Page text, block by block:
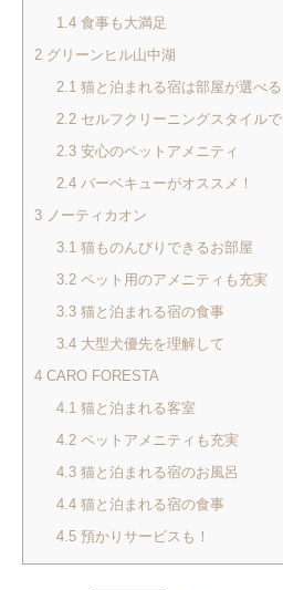
1.4食事も大満足
2 グリーンヒル山中湖
2.1猫と泊まれる宿は部屋が選べる
2.2セルフクリーニングスタイルで
2.3安心のペットアメニティ
2.4バーベキューがオススメ！
3 ノーティカオン
3.1猫ものんびりできるお部屋
3.2ペット用のアメニティも充実
3.3猫と泊まれる宿の食事
3.4大型犬優先を理解して
4 CARO FORESTA
4.1猫と泊まれる客室
4.2ペットアメニティも充実
4.3猫と泊まれる宿のお風呂
4.4猫と泊まれる宿の食事
4.5預かりサービスも！